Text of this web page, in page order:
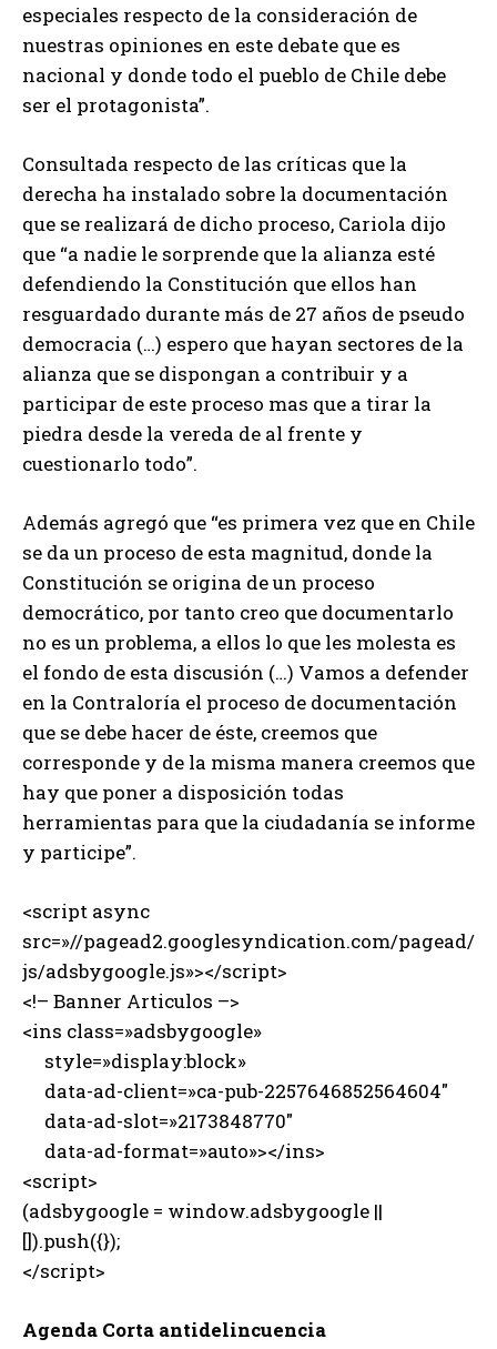
especiales respecto de la consideración de
nuestras opiniones en este debate que es
nacional y donde todo el pueblo de Chile debe
ser el protagonista”.
Consultada respecto de las críticas que la
derecha ha instalado sobre la documentación
que se realizará de dicho proceso, Cariola dijo
que “a nadie le sorprende que la alianza esté
defendiendo la Constitución que ellos han
resguardado durante más de 27 años de pseudo
democracia (…) espero que hayan sectores de la
alianza que se dispongan a contribuir y a
participar de este proceso mas que a tirar la
piedra desde la vereda de al frente y
cuestionarlo todo”.
Además agregó que “es primera vez que en Chile
se da un proceso de esta magnitud, donde la
Constitución se origina de un proceso
democrático, por tanto creo que documentarlo
no es un problema, a ellos lo que les molesta es
el fondo de esta discusión (…) Vamos a defender
en la Contraloría el proceso de documentación
que se debe hacer de éste, creemos que
corresponde y de la misma manera creemos que
hay que poner a disposición todas
herramientas para que la ciudadanía se informe
y participe”.
<script async
src=»//pagead2.googlesyndication.com/pagead/
js/adsbygoogle.js»></script>
<!– Banner Articulos –>
<ins class=»adsbygoogle»
style=»display:block»
data-ad-client=»ca-pub-2257646852564604″
data-ad-slot=»2173848770″
data-ad-format=»auto»></ins>
<script>
(adsbygoogle = window.adsbygoogle ||
[]).push({});
</script>
Agenda Corta antidelincuencia